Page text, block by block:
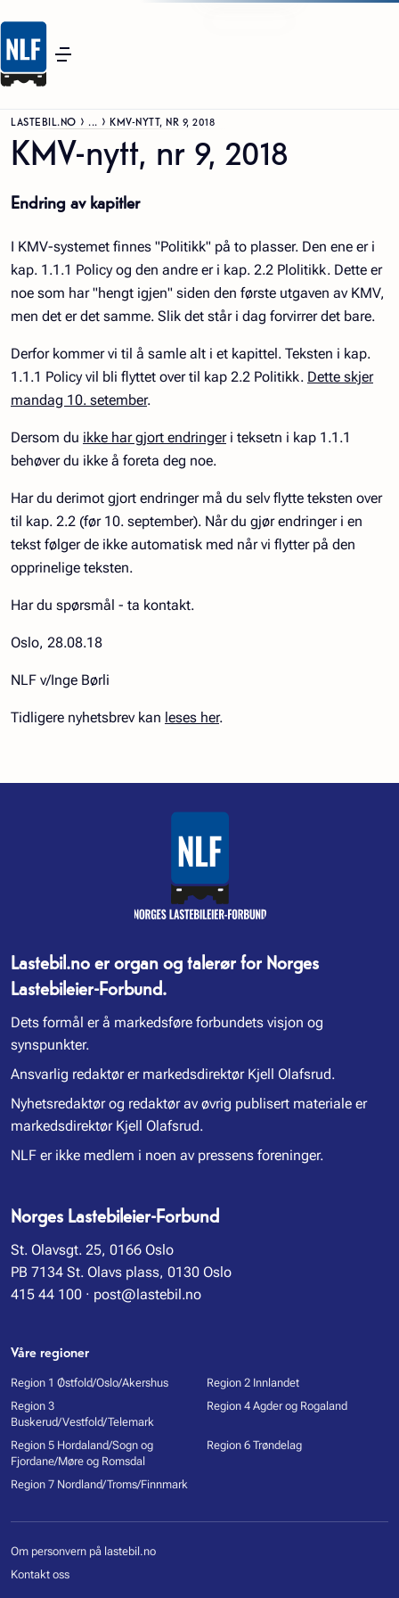
LASTEBIL.NO ... KMV-NYTT, NR 9, 2018
KMV-nytt, nr 9, 2018
Endring av kapitler
I KMV-systemet finnes "Politikk" på to plasser. Den ene er i
kap. 1.1.1 Policy og den andre er i kap. 2.2 Plolitikk. Dette er
noe som har "hengt igjen" siden den første utgaven av KMV,
men det er det samme. Slik det står i dag forvirrer det bare.
Derfor kommer vi til å samle alt i et kapittel. Teksten i kap.
1.1.1 Policy vil bli flyttet over til kap 2.2 Politikk. Dette skjer
mandag 10. setember.
Dersom du ikke har gjort endringeri teksetn i kap 1.1.1
behøver du ikke å foreta deg noe.
Har du derimot gjort endringer må du selv flytte teksten over
til kap. 2.2 (før 10. september). Når du gjør endringer i en
tekst følger de ikke automatisk med når vi flytter på den
opprinelige teksten.
Har du spørsmål - ta kontakt.
Oslo, 28.08.18
NLF v/Inge Børli
Tidligere nyhetsbrev kan leses her.
Lastebil.no er organ og talerør for Norges
Lastebileier-Forbund.
Dets formål er å markedsføre forbundets visjon og
synspunkter.
Ansvarlig redaktør er markedsdirektør Kjell Olafsrud.
Nyhetsredaktør og redaktør av øvrig publisert materiale er
markedsdirektør Kjell Olafsrud.
NLF er ikke medlem i noen av pressens foreninger.
Norges Lastebileier-Forbund
St. Olavsgt. 25, 0166 Oslo
PB 7134 St. Olavs plass, 0130 Oslo
415 44 100 · post@lastebil.no
Våre regioner
Region 1 Østfold/Oslo/Akershus
Region 2 Innlandet
Region 3
Buskerud/Vestfold/Telemark
Region 4 Agder og Rogaland
Region 5 Hordaland/Sogn og
Fjordane/Møre og Romsdal
Region 6 Trøndelag
Region 7 Nordland/Troms/Finnmark
Om personvern på lastebil.no
Kontakt oss